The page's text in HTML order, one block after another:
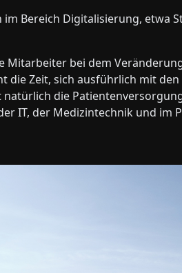
Bereich Digitalisierung, etwa
Mitarbeiter bei dem
die Zeit, sich ausführlich mit
die
IT, der Medizintechnik und im